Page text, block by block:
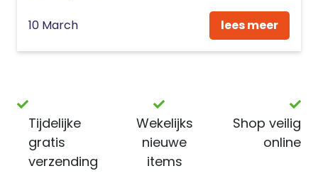
10 March lees meer
Tijdelijke
gratis
verzending
Wekelijks
nieuwe
items
Shop veilig
online